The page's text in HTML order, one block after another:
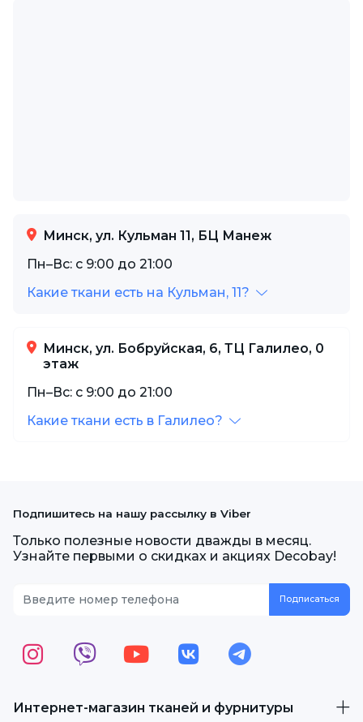
Минск, ул. Кульман 11, БЦ Манеж
Пн–Вс: с 9:00 до 21:00
Какие ткани есть на Кульман, 11?
Минск, ул. Бобруйская, 6, ТЦ Галилео, 0
этаж
Пн–Вс: с 9:00 до 21:00
Какие ткани есть в Галилео?
Интернет-магазин тканей и фурнитуры
Подпишитесь на нашу рассылку в Viber
Только полезные новости дважды в месяц.
Узнайте первыми о скидках и акциях Decobay!